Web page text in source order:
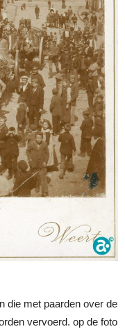
die met paarden over de
vervoerd. op de foto